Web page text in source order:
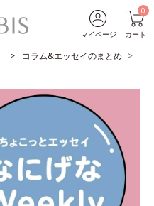
マイページ
0
カート
コラム&エッセイのまとめ